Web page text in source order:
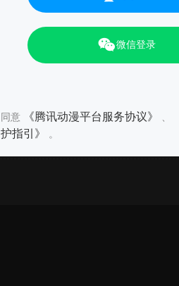
微信登录
同意 《腾讯动漫平台服务协议》
护指引》
。